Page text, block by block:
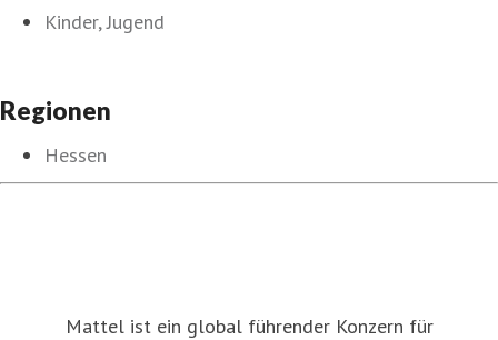
Kinder, Jugend
Regionen
Hessen
Mattel ist ein global führender Konzern für